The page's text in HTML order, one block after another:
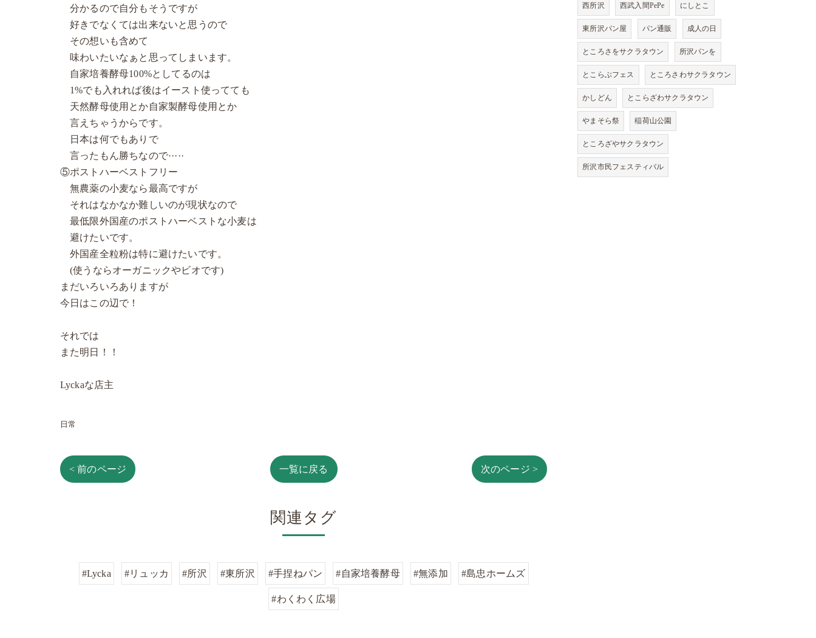
分かるので自分もそうですが
好きでなくては出来ないと思うので
その想いも含めて
味わいたいなぁと思ってしまいます。
自家培養酵母100%としてるのは
1%でも入れれば後はイースト使ってても
天然酵母使用とか自家製酵母使用とか
言えちゃうからです。
日本は何でもありで
言ったもん勝ちなので·····
⑤ポストハーベストフリー
無農薬の小麦なら最高ですが
それはなかなか難しいのが現状なので
最低限外国産のポストハーベストな小麦は
避けたいです。
外国産全粒粉は特に避けたいです。
(使うならオーガニックやビオです)
まだいろいろありますが
今日はこの辺で！
それでは
また明日！！
Lyckaな店主
日常
< 前のページ 一覧に戻る 次のページ >
関連タグ
#Lycka #リュッカ #所沢 #東所沢 #手捏ねパン #自家培養酵母 #無添加 #島忠ホームズ
#わくわく広場
西所沢 西武入間PePe にしとこ
東所沢パン屋 パン通販 成人の日
ところさをサクラタウン 所沢パンを
とこらぶフェス ところさわサクラタウン
かしどん とこらざわサクラタウン
やまそら祭 稲荷山公園
ところざやサクラタウン
所沢市民フェスティバル